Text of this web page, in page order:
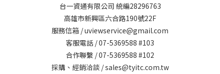
台一資通有限公司 統編28296763
高雄市新興區六合路190號22F
服務信箱 / uviewservice@gmail.com
客服電話 / 07-5369588 #103
合作聯繫 / 07-5369588 #102
採購、經銷洽談 / sales@tyitc.com.tw